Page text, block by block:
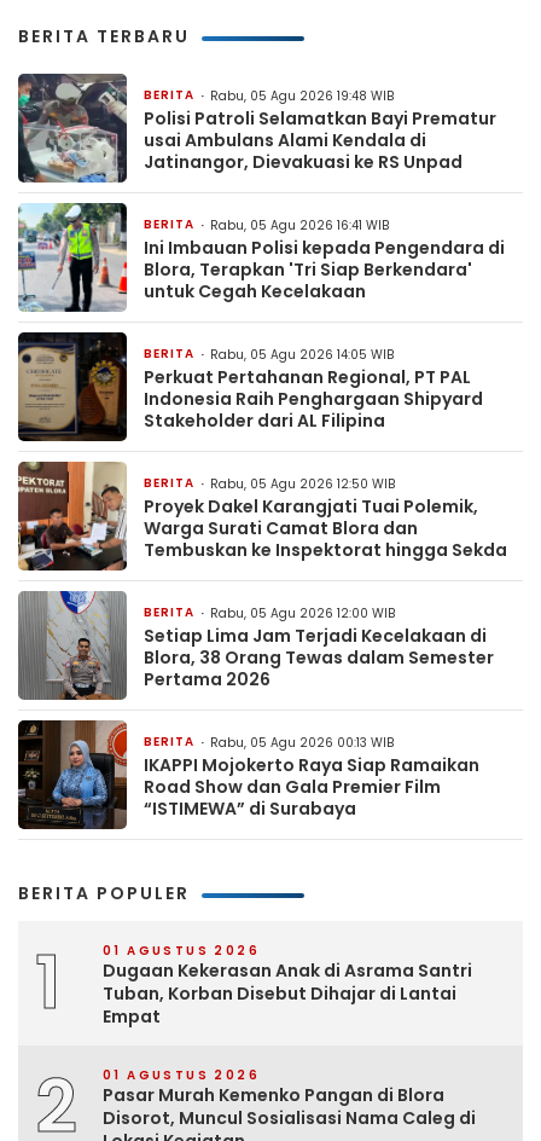
BERITA TERBARU
BERITA Rabu, 05 Agu 2026 19:48 WIB
Polisi Patroli Selamatkan Bayi Prematur
usai Ambulans Alami Kendala di
Jatinangor, Dievakuasi ke RS Unpad
BERITA Rabu, 05 Agu 2026 16:41 WIB
Ini Imbauan Polisi kepada Pengendara di
Blora, Terapkan 'Tri Siap Berkendara'
untuk Cegah Kecelakaan
BERITA Rabu, 05 Agu 2026 14:05 WIB
Perkuat Pertahanan Regional, PT PAL
Indonesia Raih Penghargaan Shipyard
Stakeholder dari AL Filipina
BERITA Rabu, 05 Agu 2026 12:50 WIB
Proyek Dakel Karangjati Tuai Polemik,
Warga Surati Camat Blora dan
Tembuskan ke Inspektorat hingga Sekda
BERITA Rabu, 05 Agu 2026 12:00 WIB
Setiap Lima Jam Terjadi Kecelakaan di
Blora, 38 Orang Tewas dalam Semester
Pertama 2026
BERITA Rabu, 05 Agu 2026 00:13 WIB
IKAPPI Mojokerto Raya Siap Ramaikan
Road Show dan Gala Premier Film
“ISTIMEWA” di Surabaya
BERITA POPULER
1 01 AGUSTUS 2026
Dugaan Kekerasan Anak di Asrama Santri
Tuban, Korban Disebut Dihajar di Lantai
Empat
2 01 AGUSTUS 2026
Pasar Murah Kemenko Pangan di Blora
Disorot, Muncul Sosialisasi Nama Caleg di